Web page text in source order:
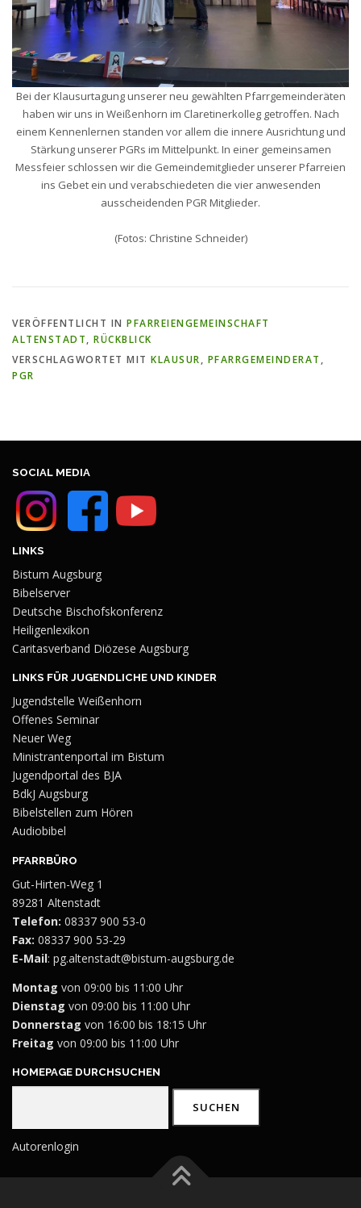
Bei der Klausurtagung unserer neu gewählten Pfarrgemeinderäten
haben wir uns in Weißenhorn im Claretinerkolleg getroffen. Nach
einem Kennenlernen standen vor allem die innere Ausrichtung und
Stärkung unserer PGRs im Mittelpunkt. In einer gemeinsamen
Messfeier schlossen wir die Gemeindemitglieder unserer Pfarreien
ins Gebet ein und verabschiedeten die vier anwesenden
ausscheidenden PGR Mitglieder.
(Fotos: Christine Schneider)
VERÖFFENTLICHT IN PFARREIENGEMEINSCHAFT
ALTENSTADT, RÜCKBLICK
VERSCHLAGWORTET MIT KLAUSUR, PFARRGEMEINDERAT ,
PGR
SOCIAL MEDIA
LINKS
Bistum Augsburg
Bibelserver
Deutsche Bischofskonferenz
Heiligenlexikon
Caritasverband Diözese Augsburg
LINKS FÜR JUGENDLICHE UND KINDER
Jugendstelle Weißenhorn
Offenes Seminar
Neuer Weg
Ministrantenportal im Bistum
Jugendportal des BJA
BdkJ Augsburg
Bibelstellen zum Hören
Audiobibel
PFARRBÜRO
Gut-Hirten-Weg 1
89281 Altenstadt
Telefon: 08337 900 53-0
Fax: 08337 900 53-29
E-Mail: pg.altenstadt@bistum-augsburg.de
Montag von 09:00 bis 11:00 Uhr
Dienstag von 09:00 bis 11:00 Uhr
Donnerstag von 16:00 bis 18:15 Uhr
Freitag von 09:00 bis 11:00 Uhr
HOMEPAGE DURCHSUCHEN
SUCHEN
Autorenlogin